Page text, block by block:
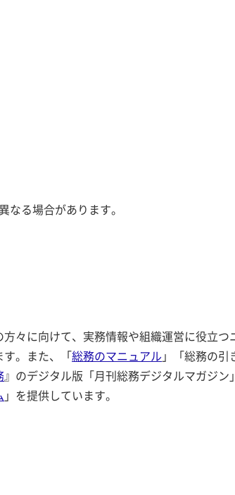
る場合があります。
方々に向けて、実務情報や組織運営に役立つ
す。また、「総務のマニュアル 」「総務の引
』のデジタル版「月刊総務デジタルマガジン
」を提供しています。